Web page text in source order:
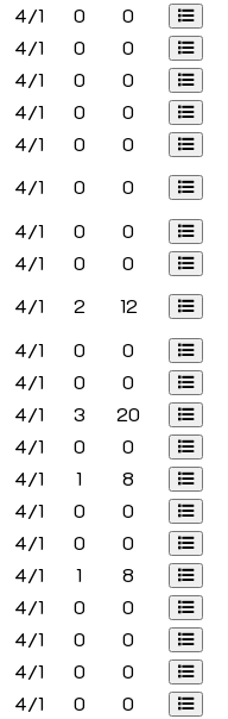
4/1 0
0
4/1 0
0
4/1 0
0
4/1 0
0
4/1 0
0
4/1 0
0
4/1 0
0
4/1 0
0
4/1 2
12
4/1 0
0
4/1 0
0
4/1 3
20
4/1 0
0
4/1 1
8
4/1 0
0
4/1 0
0
4/1 1
8
4/1 0
0
4/1 0
0
4/1 0
0
4/1 0
0